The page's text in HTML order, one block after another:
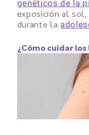
genéticos de la
exposición al
durante la
¿Cómo cuidar los